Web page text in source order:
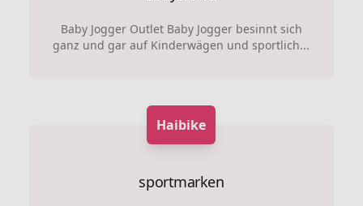
Baby Jogger Outlet Baby Jogger besinnt sich
ganz und gar auf Kinderwägen und sportlich...
Haibike
sportmarken